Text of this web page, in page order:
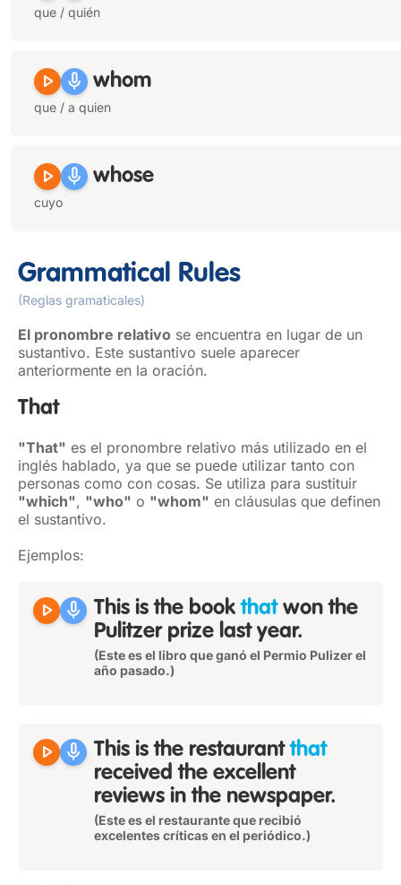
que / quién
play_arrow mic whom
que / a quien
play_arrow mic whose
cuyo
Grammatical Rules
(Reglas gramaticales)
El pronombre relativo se encuentra en lugar de un
sustantivo. Este sustantivo suele aparecer
anteriormente en la oración.
That
"That" es el pronombre relativo más utilizado en el
inglés hablado, ya que se puede utilizar tanto con
personas como con cosas. Se utiliza para sustituir
"which", "who" o "whom" en cláusulas que definen
el sustantivo.
Ejemplos:
play_arrow mic This is the bookthatwon the
Pulitzer prize last year.
(Este es el libro que ganó el Permio Pulizer el
año pasado.)
play_arrow mic This is the restaurantthat
received the excellent
reviews in the newspaper.
(Este es el restaurante que recibió
excelentes críticas en el periódico.)